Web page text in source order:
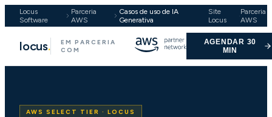
Locus
Software
Parceria
AWS
Casos de uso de IA
Generativa
Site
Locus
·Parceria
AWS
locus.
EM PARCERIA
COM
AGENDAR 30
MIN
AWS SELECT TIER · LOCUS